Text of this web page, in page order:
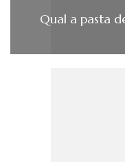
Qual a pasta